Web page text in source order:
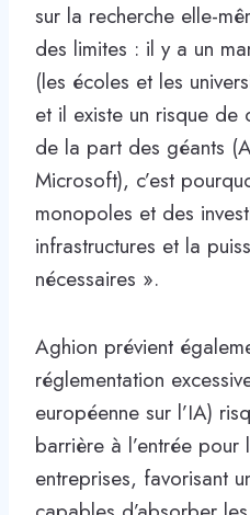
sur la recherche elle-
des limites : il y a un
(les écoles et les
et il existe un risque de
de la part des géants
Microsoft), c’est
monopoles et des
infrastructures et la
nécessaires ».
Aghion prévient
réglementation
européenne sur l’IA)
barrière à l’entrée pour
entreprises, favorisant